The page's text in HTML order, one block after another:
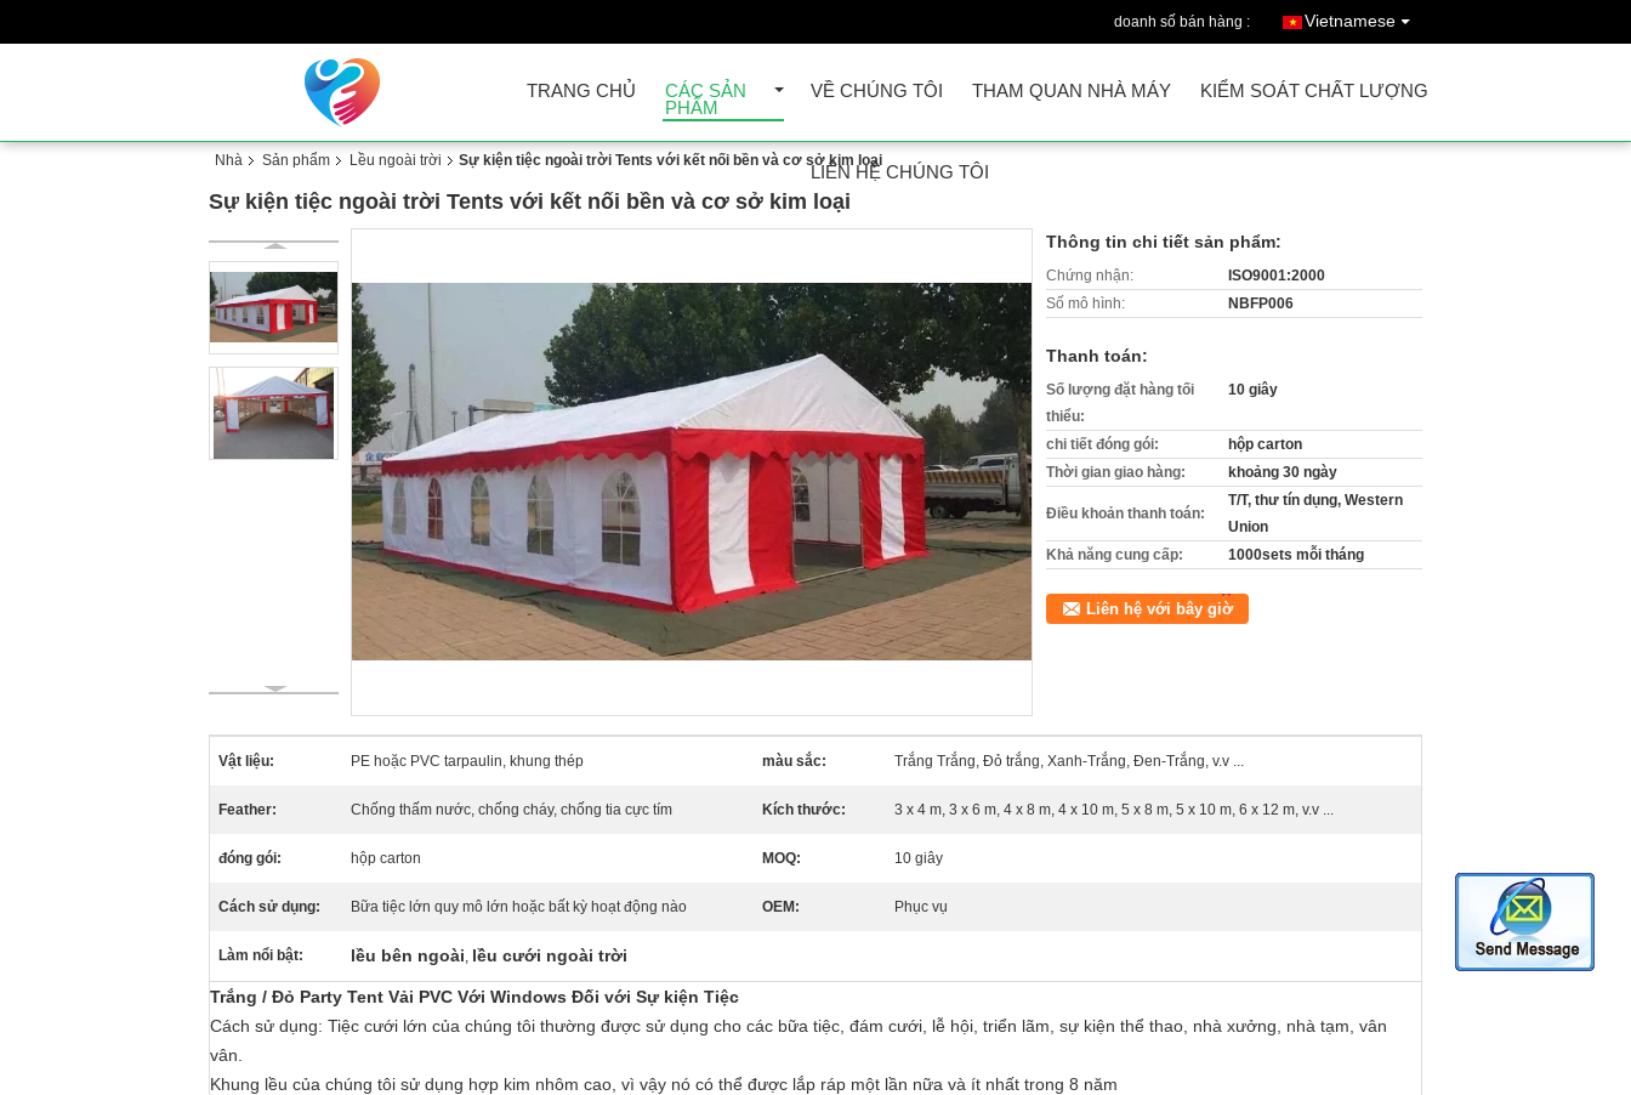
doanh số bán hàng : Vietnamese
TRANG CHỦ
CÁC SẢN
PHẨM
VỀ CHÚNG TÔI THAM QUAN NHÀ MÁY KIỂM SOÁT CHẤT LƯỢNG
LIÊN HỆ CHÚNG TÔI
Nhà Sản phẩm Lều ngoài trời Sự kiện tiệc ngoài trời Tents với kết nối bền và cơ sở kim loại
Sự kiện tiệc ngoài trời Tents với kết nối bền và cơ sở kim loại
Thông tin chi tiết sản phẩm:
Chứng nhận:
ISO9001:2000
Số mô hình:
NBFP006
Thanh toán:
Số lượng đặt hàng tối
thiểu:
10 giây
chi tiết đóng gói:
hộp carton
Thời gian giao hàng:
khoảng 30 ngày
Điều khoản thanh toán:
T/T, thư tín dụng, Western
Union
Khả năng cung cấp:
1000sets mỗi tháng
Liên hệ với bây giờ
Vật liệu: PE hoặc PVC tarpaulin, khung thép màu sắc: Trắng Trắng, Đỏ trắng, Xanh-Trắng, Đen-Trắng, v.v ...
Feather: Chống thấm nước, chống cháy, chống tia cực tím Kích thước: 3 x 4 m, 3 x 6 m, 4 x 8 m, 4 x 10 m, 5 x 8 m, 5 x 10 m, 6 x 12 m, v.v ...
đóng gói: hộp carton MOQ: 10 giây
Cách sử dụng: Bữa tiệc lớn quy mô lớn hoặc bất kỳ hoạt động nào OEM: Phục vụ
Làm nổi bật: lều bên ngoài, lều cưới ngoài trời
Trắng / Đỏ Party Tent Vải PVC Với Windows Đối với Sự kiện Tiệc
Cách sử dụng: Tiệc cưới lớn của chúng tôi thường được sử dụng cho các bữa tiệc, đám cưới, lễ hội, triển lãm, sự kiện thể thao, nhà xưởng, nhà tạm, vân
vân.
Khung lều của chúng tôi sử dụng hợp kim nhôm cao, vì vậy nó có thể được lắp ráp một lần nữa và ít nhất trong 8 năm